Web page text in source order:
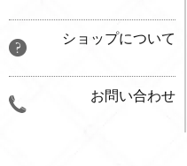
ショップについて
お問い合わせ